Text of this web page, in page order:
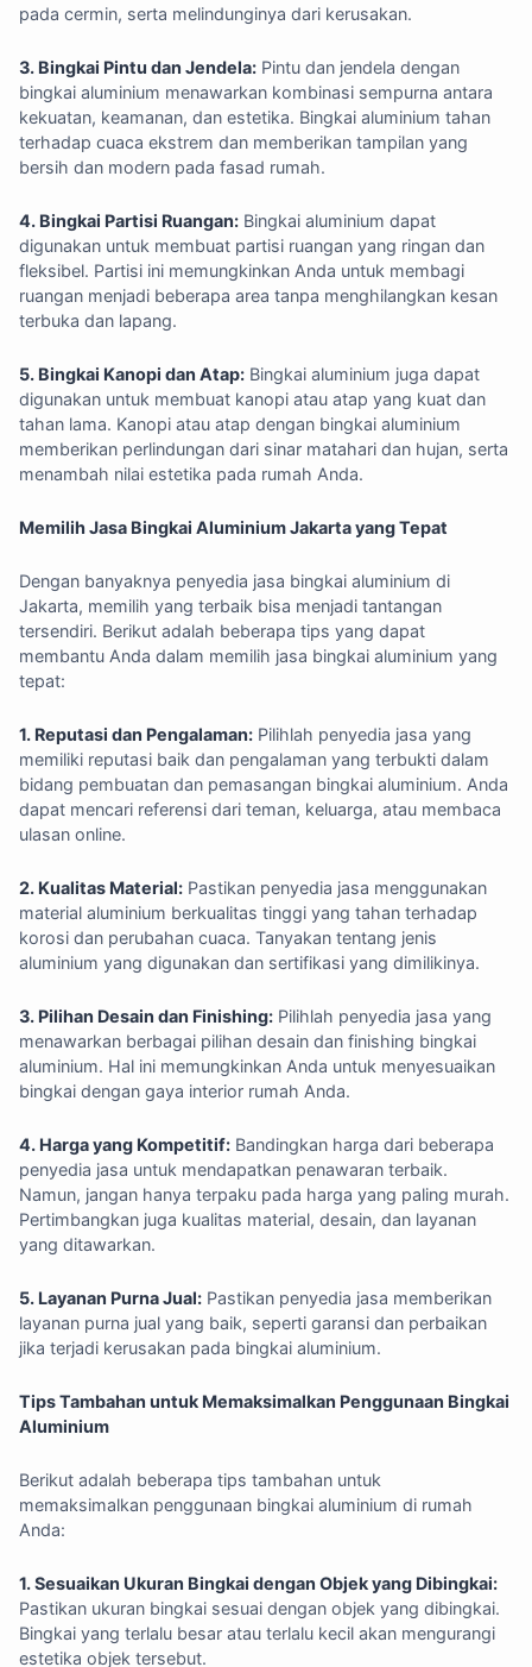
pada cermin, serta melindunginya dari kerusakan.
3. Bingkai Pintu dan Jendela: Pintu dan jendela dengan
bingkai aluminium menawarkan kombinasi sempurna antara
kekuatan, keamanan, dan estetika. Bingkai aluminium tahan
terhadap cuaca ekstrem dan memberikan tampilan yang
bersih dan modern pada fasad rumah.
4. Bingkai Partisi Ruangan: Bingkai aluminium dapat
digunakan untuk membuat partisi ruangan yang ringan dan
fleksibel. Partisi ini memungkinkan Anda untuk membagi
ruangan menjadi beberapa area tanpa menghilangkan kesan
terbuka dan lapang.
5. Bingkai Kanopi dan Atap: Bingkai aluminium juga dapat
digunakan untuk membuat kanopi atau atap yang kuat dan
tahan lama. Kanopi atau atap dengan bingkai aluminium
memberikan perlindungan dari sinar matahari dan hujan, serta
menambah nilai estetika pada rumah Anda.
Memilih Jasa Bingkai Aluminium Jakarta yang Tepat
Dengan banyaknya penyedia jasa bingkai aluminium di
Jakarta, memilih yang terbaik bisa menjadi tantangan
tersendiri. Berikut adalah beberapa tips yang dapat
membantu Anda dalam memilih jasa bingkai aluminium yang
tepat:
1. Reputasi dan Pengalaman: Pilihlah penyedia jasa yang
memiliki reputasi baik dan pengalaman yang terbukti dalam
bidang pembuatan dan pemasangan bingkai aluminium. Anda
dapat mencari referensi dari teman, keluarga, atau membaca
ulasan online.
2. Kualitas Material: Pastikan penyedia jasa menggunakan
material aluminium berkualitas tinggi yang tahan terhadap
korosi dan perubahan cuaca. Tanyakan tentang jenis
aluminium yang digunakan dan sertifikasi yang dimilikinya.
3. Pilihan Desain dan Finishing: Pilihlah penyedia jasa yang
menawarkan berbagai pilihan desain dan finishing bingkai
aluminium. Hal ini memungkinkan Anda untuk menyesuaikan
bingkai dengan gaya interior rumah Anda.
4. Harga yang Kompetitif: Bandingkan harga dari beberapa
penyedia jasa untuk mendapatkan penawaran terbaik.
Namun, jangan hanya terpaku pada harga yang paling murah.
Pertimbangkan juga kualitas material, desain, dan layanan
yang ditawarkan.
5. Layanan Purna Jual: Pastikan penyedia jasa memberikan
layanan purna jual yang baik, seperti garansi dan perbaikan
jika terjadi kerusakan pada bingkai aluminium.
Tips Tambahan untuk Memaksimalkan Penggunaan Bingkai
Aluminium
Berikut adalah beberapa tips tambahan untuk
memaksimalkan penggunaan bingkai aluminium di rumah
Anda:
1. Sesuaikan Ukuran Bingkai dengan Objek yang Dibingkai:
Pastikan ukuran bingkai sesuai dengan objek yang dibingkai.
Bingkai yang terlalu besar atau terlalu kecil akan mengurangi
estetika objek tersebut.